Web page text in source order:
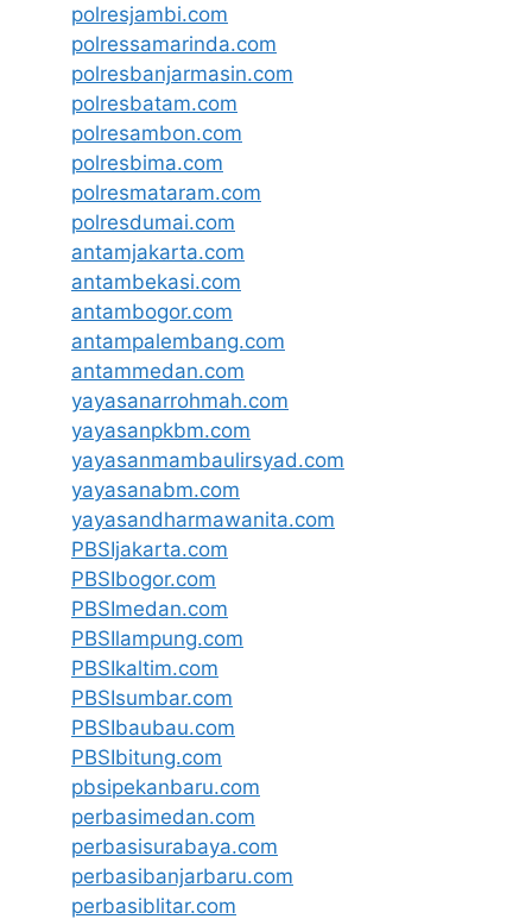
polresjambi.com
polressamarinda.com
polresbanjarmasin.com
polresbatam.com
polresambon.com
polresbima.com
polresmataram.com
polresdumai.com
antamjakarta.com
antambekasi.com
antambogor.com
antampalembang.com
antammedan.com
yayasanarrohmah.com
yayasanpkbm.com
yayasanmambaulirsyad.com
yayasanabm.com
yayasandharmawanita.com
PBSIjakarta.com
PBSIbogor.com
PBSImedan.com
PBSIlampung.com
PBSIkaltim.com
PBSIsumbar.com
PBSIbaubau.com
PBSIbitung.com
pbsipekanbaru.com
perbasimedan.com
perbasisurabaya.com
perbasibanjarbaru.com
perbasiblitar.com